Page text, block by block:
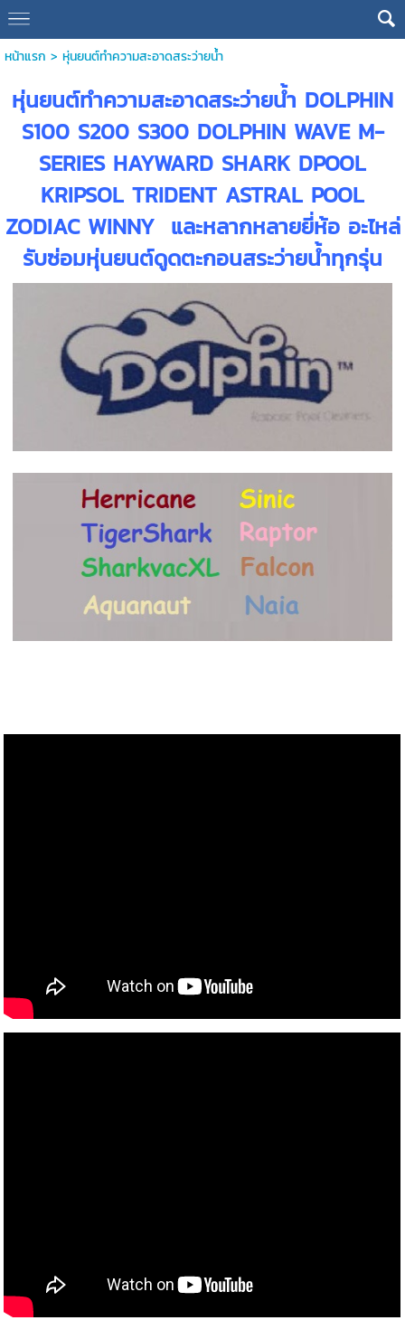
หน้าแรก > หุ่นยนต์ทำความสะอาดสระว่ายน้ำ
หุ่นยนต์ทำความสะอาดสระว่ายน้ำ DOLPHIN
S100 S200 S300 DOLPHIN WAVE M-
SERIES HAYWARD SHARK DPOOL
KRIPSOL TRIDENT ASTRAL POOL
ZODIAC WINNY และหลากหลายยี่ห้อ อะไหล่
รับซ่อมหุ่นยนต์ดูดตะกอนสระว่ายน้ำทุกรุ่น